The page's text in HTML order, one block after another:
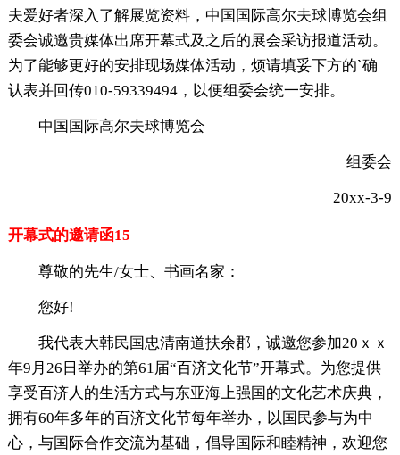
夫爱好者深入了解展览资料，中国国际高尔夫球博览会组
委会诚邀贵媒体出席开幕式及之后的展会采访报道活动。
为了能够更好的安排现场媒体活动，烦请填妥下方的`确
认表并回传010-59339494，以便组委会统一安排。
中国国际高尔夫球博览会
组委会
20xx-3-9
开幕式的邀请函15
尊敬的先生/女士、书画名家：
您好!
我代表大韩民国忠清南道扶余郡，诚邀您参加20ｘｘ
年9月26日举办的第61届“百济文化节”开幕式。为您提供
享受百济人的生活方式与东亚海上强国的文化艺术庆典，
拥有60年多年的百济文化节每年举办，以国民参与为中
心，与国际合作交流为基础，倡导国际和睦精神，欢迎您